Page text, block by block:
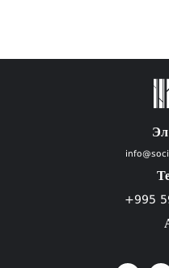
+995